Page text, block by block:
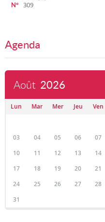
N°
309
Agenda
Août 2026
Lun Mar Mer Jeu Ven
03
04 05 06 07
10
11 12 13 14
17
18 19 20 21
24
25 26 27 28
31